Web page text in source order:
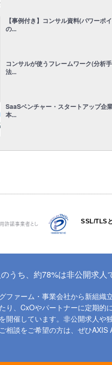
【事例付き】コンサル資料(パワーポ
の...
コンサルが使うフレームワーク(分析
法...
SaaSベンチャー・スタートアップ企
本...
許諾事業者とし
SSL/TLS
うち、約78%は非公開求人
ファーム・事業会社から新組織
り、 CxOやパートナーに定期的
開催しています。 非公開求人や
相談をご希望の方は、ぜひAXIS